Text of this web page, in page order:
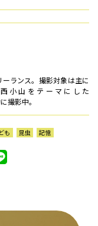
ランス。撮影対象は主に
小山をテーマにした
撮影中。
も 昆虫 記憶